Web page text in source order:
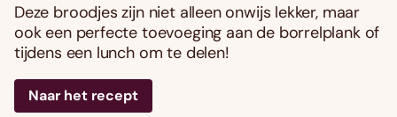
Deze broodjes zijn niet alleen onwijs lekker, maar
ook een perfecte toevoeging aan de borrelplank of
tijdens een lunch om te delen!
Naar het recept